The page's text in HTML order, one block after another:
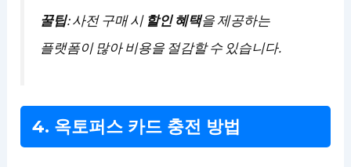
꿀팁: 사전 구매 시 할인 혜택을 제공하는
플랫폼이 많아 비용을 절감할 수 있습니다.
4. 옥토퍼스 카드 충전 방법